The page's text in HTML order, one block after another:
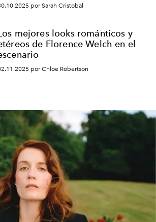
por Sarah Cristobal
mejores looks románticos y
de Florence Welch en el
por Chloe Robertson